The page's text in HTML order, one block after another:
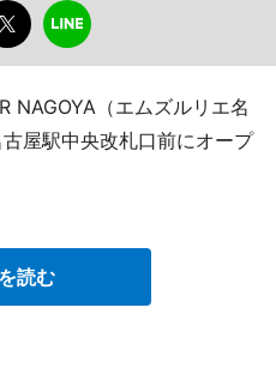
NAGOYA（エムズルリエ名
屋駅中央改札口前にオープ
読む